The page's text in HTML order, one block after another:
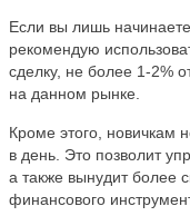
Если вы лишь
рекомендую
сделку, не более 1-2%
на данном рынке.
Кроме этого, новичкам
в день. Это позволит
а также вынудит более
финансового